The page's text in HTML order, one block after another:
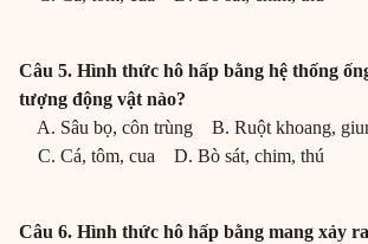
Câu 5. Hình thức hô hấp bằng hệ thống
tượng động vật nào?
A. Sâu bọ, côn trùng B. Ruột khoang,
C. Cá, tôm, cua D. Bò sát, chim, thú
Câu 6. Hình thức hô hấp bằng mang xảy